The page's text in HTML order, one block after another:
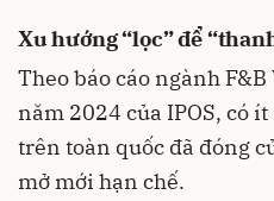
Xu hướng “lọc” để
Theo báo cáo ngành
năm 2024 của IPOS, có
trên toàn quốc đã đóng
mở mới hạn chế.